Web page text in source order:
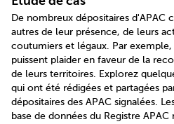
De nombreux dépositaires d'APAC
autres de leur présence, de leurs
coutumiers et légaux. Par
puissent plaider en faveur de la
de leurs territoires. Explorez
qui ont été rédigées et partagées
dépositaires des APAC signalées.
base de données du Registre